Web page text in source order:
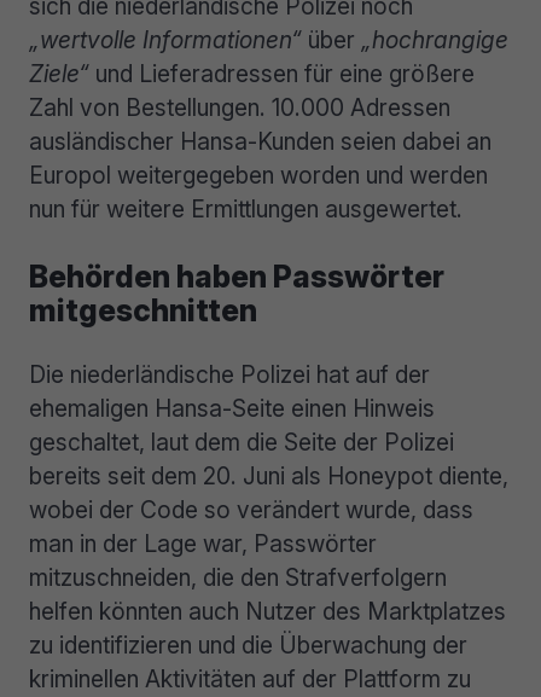
„wertvolle Informationen“ über „hochrangige
Ziele“ und Lieferadressen für eine größere
Zahl von Bestellungen. 10.000 Adressen
ausländischer Hansa-Kunden seien dabei an
Europol weitergegeben worden und werden
nun für weitere Ermittlungen ausgewertet.
Behörden haben Passwörter
mitgeschnitten
Die niederländische Polizei hat auf der
ehemaligen Hansa-Seite einen Hinweis
geschaltet, laut dem die Seite der Polizei
bereits seit dem 20. Juni als Honeypot diente,
wobei der Code so verändert wurde, dass
man in der Lage war, Passwörter
mitzuschneiden, die den Strafverfolgern
helfen könnten auch Nutzer des Marktplatzes
zu identifizieren und die Überwachung der
kriminellen Aktivitäten auf der Plattform zu